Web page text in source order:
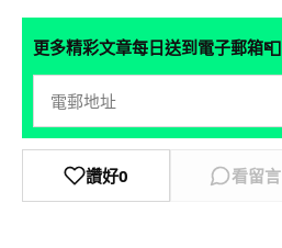
更多精彩文章每日送到電子郵箱📮
讚好0 看留言